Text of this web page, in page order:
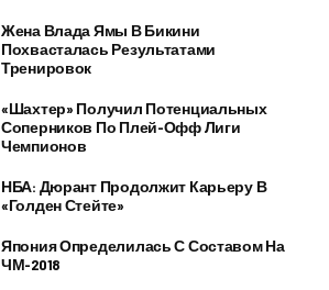
Жена Влада Ямы В Бикини
Похвасталась Результатами
Тренировок
«Шахтер» Получил Потенциальных
Соперников По Плей-Офф Лиги
Чемпионов
НБА: Дюрант Продолжит Карьеру В
«Голден Стейте»
Япония Определилась С Составом На
ЧМ-2018